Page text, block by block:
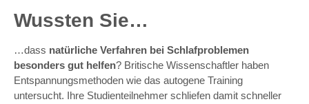
Wussten Sie…
…dass natürliche Verfahren bei Schlafproblemen
besonders gut helfen? Britische Wissenschaftler haben
Entspannungsmethoden wie das autogene Training
untersucht. Ihre Studienteilnehmer schliefen damit schneller